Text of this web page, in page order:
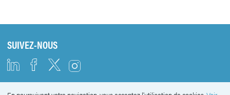
SUIVEZ-NOUS